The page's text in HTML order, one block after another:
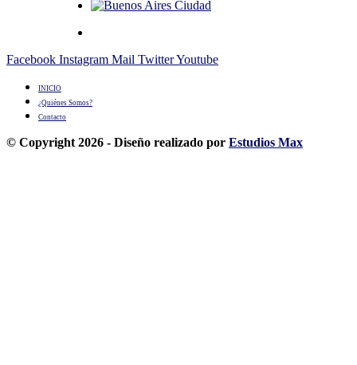
Facebook Instagram Mail TwitterYoutube
INICIO
¿Quiénes Somos?
Contacto
© Copyright 2026 - Diseño realizado por Estudios Max